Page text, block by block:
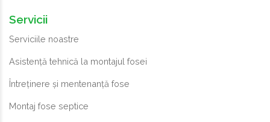
Servicii
Serviciile noastre
Asistență tehnică la montajul fosei
Întreținere și mentenanță fose
Montaj fose septice